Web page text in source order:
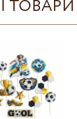
ТОВАРИ